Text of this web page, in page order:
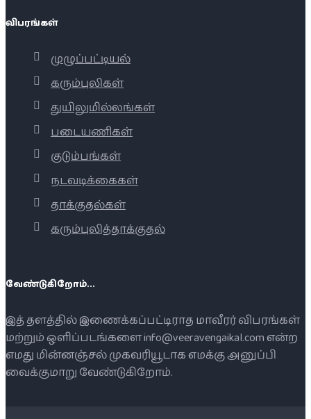
விபரங்கள்
முழுப்பட்டியல்
கரும்புலிகள்
துயிலுமில்லங்கள்
படையணிகள்
குடும்பங்கள்
நடவடிக்கைகள்
தாக்குதல்கள்
கரும்புலித்தாக்குதல்
வேண்டுகிறோம்...
இத் தளத்தில் இணைக்கப்பட்டிராத மாவீரர் விபரங்கள்
மற்றும் ஒளிப்படங்களை info@veeravengaikal.com என்ற
எமது மின்னஞ்சல் முகவரியூடாக எமக்கு அனுப்பி
வைக்குமாறு வேண்டுகிறோம்.